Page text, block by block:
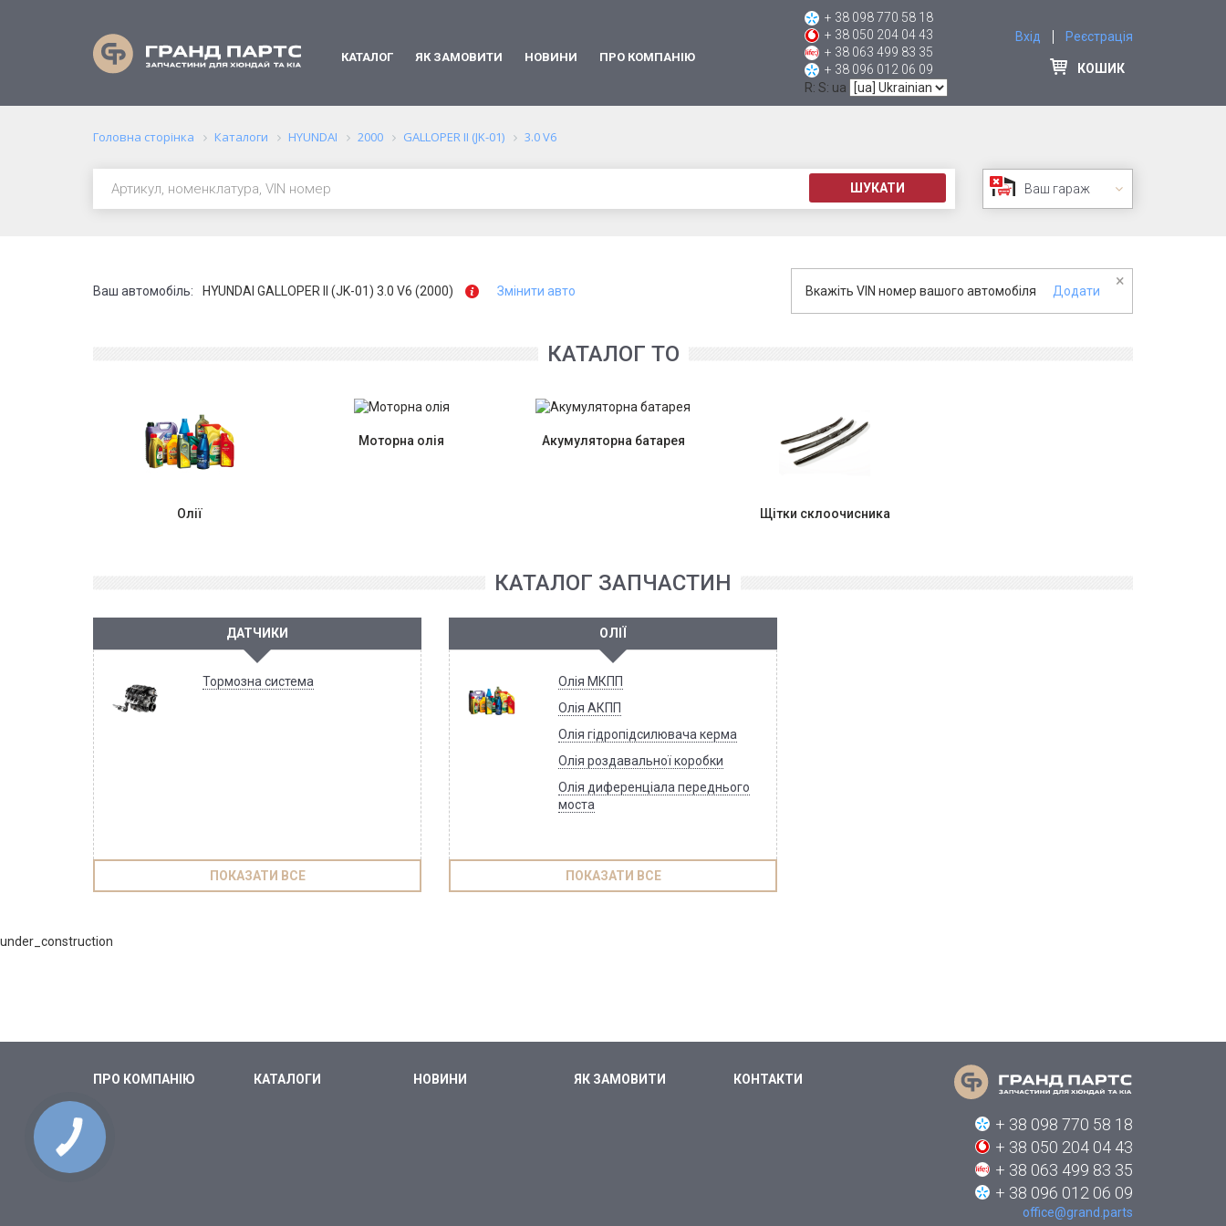
КАТАЛОГ ЯК ЗАМОВИТИ НОВИНИ ПРО КОМПАНІЮ
+ 38 098 770 58 18
+ 38 050 204 04 43
+ 38 063 499 83 35
+ 38 096 012 06 09
R: S: ua
Вхід Реєстрація
КОШИК
Головна сторінка Каталоги HYUNDAI 2000 GALLOPER II (JK-01) 3.0 V6
ШУКАТИ Ваш гараж
Ваш автомобіль: HYUNDAI GALLOPER II (JK-01) 3.0 V6 (2000) Змінити авто Вкажіть VIN номер вашого автомобіля Додати
×
КАТАЛОГ ТО
Олії
Моторна олія Акумуляторна батарея
Щітки склоочисника
КАТАЛОГ ЗАПЧАСТИН
ДАТЧИКИ
Тормозна система
ПОКАЗАТИ ВСЕ
ОЛІЇ
Олія МКПП
Олія АКПП
Олія гідропідсилювача керма
Олія роздавальної коробки
Олія диференціала переднього
моста
ПОКАЗАТИ ВСЕ
under_construction
ПРО КОМПАНІЮ КАТАЛОГИ НОВИНИ ЯК ЗАМОВИТИ КОНТАКТИ
+ 38 098 770 58 18
+ 38 050 204 04 43
+ 38 063 499 83 35
+ 38 096 012 06 09
office@grand.parts
КНОПКА
СВЯЗИ